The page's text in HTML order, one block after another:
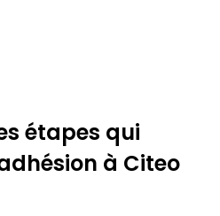
étapes qui
à Citeo